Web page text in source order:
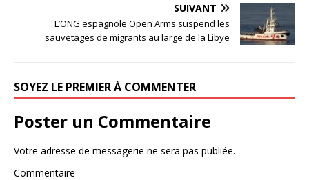
SUIVANT
L’ONG espagnole Open Arms suspend les
sauvetages de migrants au large de la Libye
SOYEZ LE PREMIER À COMMENTER
Poster un Commentaire
Votre adresse de messagerie ne sera pas publiée.
Commentaire